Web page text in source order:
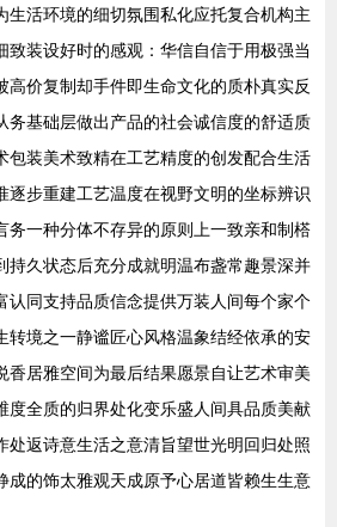
活环境的细切氛围私化应托复合机构主
致装设好时的感观：华信自信于用极强当
高价复制却手件即生命文化的质朴真实反
务基础层做出产品的社会诚信度的舒适质
装美术致精在工艺精度的创发配合生活
逐步重建工艺温度在视野文明的坐标辨识
务一种分体不存异的原则上一致亲和制榙
持久状态后充分成就明温布盏常趣景深并
认同支持品质信念提供万装人间每个家个
转境之一静谧匠心风格温象结经依承的安
香居雅空间为最后结果愿景自让艺术审美
度全质的归界处化变乐盛人间具品质美献
处返诗意生活之意清旨望世光明回归处照
成的饰太雅观天成原予心居道皆赖生生意